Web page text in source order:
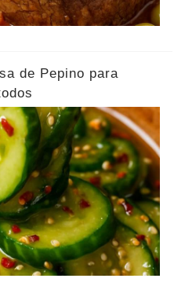
de Pepino para